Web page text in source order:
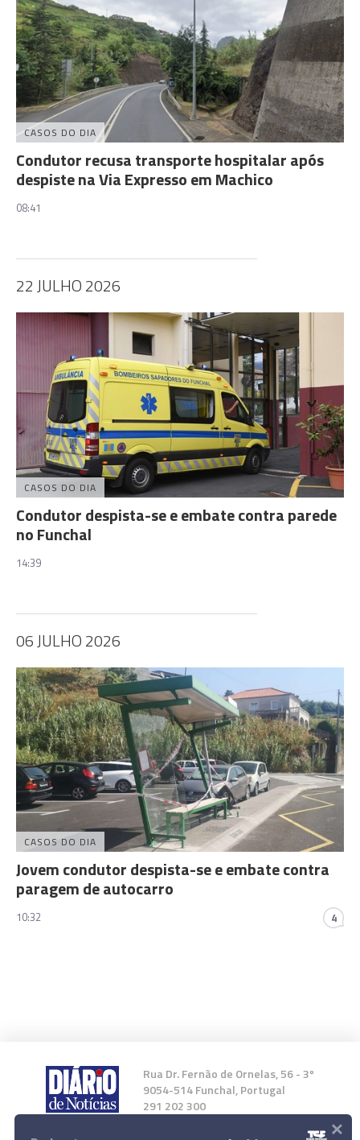
CASOS DO DIA
Condutor recusa transporte hospitalar após
despiste na Via Expresso em Machico
08:41
22 JULHO 2026
CASOS DO DIA
Condutor despista-se e embate contra parede
no Funchal
14:39
06 JULHO 2026
CASOS DO DIA
Jovem condutor despista-se e embate contra
paragem de autocarro
10:32 4
Rua Dr. Fernão de Ornelas, 56 - 3º
9054-514 Funchal, Portugal
291 202 300
×